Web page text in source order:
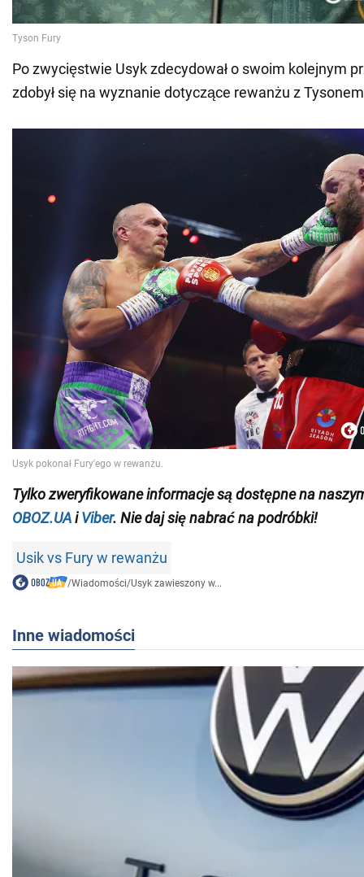
Po zwycięstwie Usyk zdecydował o swoim kolejnym
zdobył się na wyznanie dotyczące rewanżu z
Tylkozweryfikowane informacje są dostępne na
OBOZ.UAiViber. Nie daj się nabrać na podróbki!
Usik vs Fury w rewanżu
/Wiadomości/Usyk zawieszony w...
Inne wiadomości